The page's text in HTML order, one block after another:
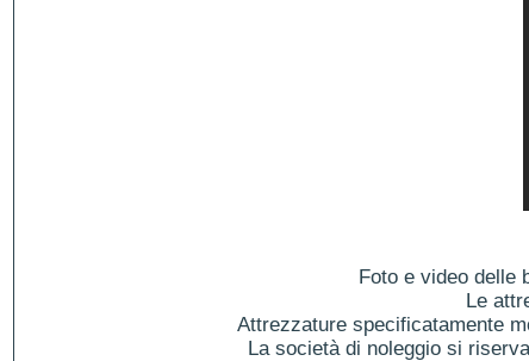
Foto e video delle
Le
Attrezzature specificatamente
La società di noleggio si